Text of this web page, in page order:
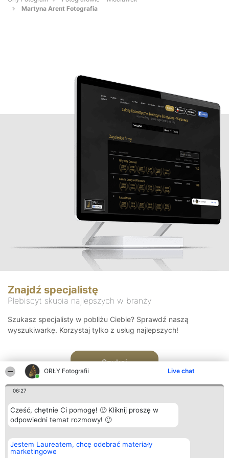
ORŁY Fotografii Live chat
06:27
Cześć, chętnie Ci pomogę! 🙂 Kliknij proszę w
odpowiedni temat rozmowy! 🙂
Jestem Laureatem, chcę odebrać materiały
marketingowe
Martyna Arent Fotografia
Znajdź specjalistę
Plebiscyt skupia najlepszych w branży
Szukasz specjalisty w pobliżu Ciebie? Sprawdź naszą
wyszukiwarkę. Korzystaj tylko z usług najlepszych!
Szukaj
Organizator plebiscytu
Bright Side Solutions sp. z o.
o. sp. k.
Plebiscyt
Laureaci
Kontakt
Kontakt